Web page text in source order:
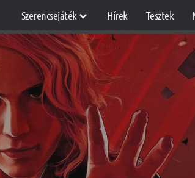
Szerencsejáték Hírek Tesztek